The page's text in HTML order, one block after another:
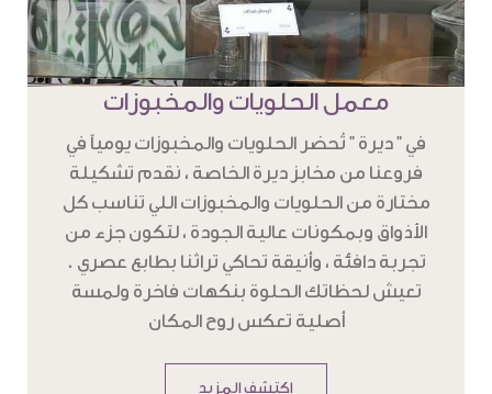
معمل الحلويات والمخبوزات
في " ديرة " تُحضر الحلويات والمخبوزات يومياً في
فروعنا من مخابز ديرة الخاصة ، نقدم تشكيلة
مختارة من الحلويات والمخبوزات اللي تناسب كل
الأذواق وبمكونات عالية الجودة ، لتكون جزء من
تجربة دافئة ، وأنيقة تحاكي تراثنا بطابع عصري .
تعيش لحظاتك الحلوة بنكهات فاخرة ولمسة
أصلية تعكس روح المكان
إكتشف المزيد